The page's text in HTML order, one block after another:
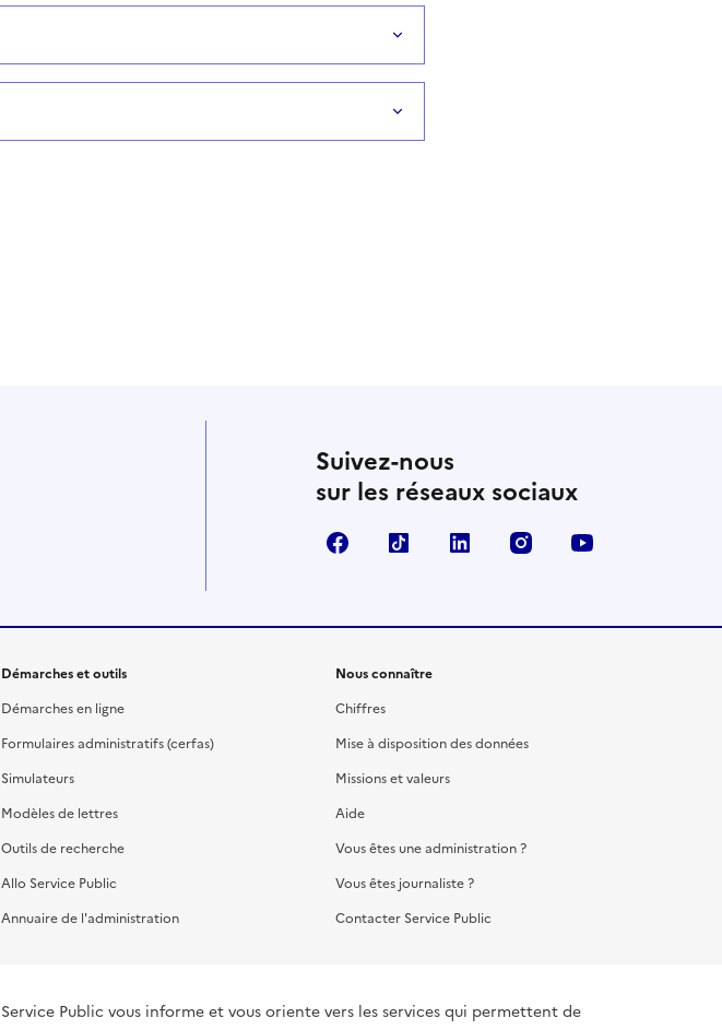
Suivez-nous
sur les réseaux sociaux
FacebookTikTok LinkedIn Instagram
Démarches et outils
Démarches en ligne
Formulaires administratifs (cerfas)
Simulateurs
Modèles de lettres
Outils de recherche
Allo Service Public
Annuaire de l'administration
Nous connaître
Chiffres
Mise à disposition des données
Missions et valeurs
Aide
Vous êtes une administration ?
Vous êtes journaliste ?
Contacter Service Public
Service Public vous informe et vous oriente vers les services qui permettent de